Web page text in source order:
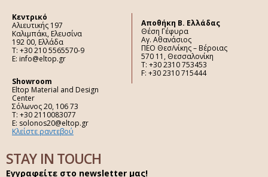
Κεντρικό
Αλιευτικής 197
Καλιμπάκι, Ελευσίνα
192 00, Ελλάδα
Τ: +30 210 5565570-9
E: info@eltop.gr
Showroom
Eltop Material and Design
Center
Σόλωνος 20, 106 73
Τ: +30 2110083077
E: solonos20@eltop.gr
Κλείστε ραντεβού
Aποθήκη Β. Ελλάδας
Θέση Γέφυρα
Αγ. Αθανάσιος
ΠΕΟ Θεσ/νίκης – Βέροιας
570 11, Θεσσαλονίκη
Τ: +30 2310 753453
F: +30 2310 715444
STAY IN TOUCH
Εγγραφείτε στο newsletter μας!